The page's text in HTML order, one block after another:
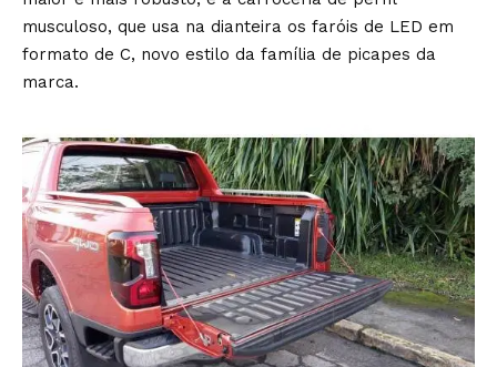
musculoso, que usa na dianteira os faróis de LED em
formato de C, novo estilo da família de picapes da
marca.